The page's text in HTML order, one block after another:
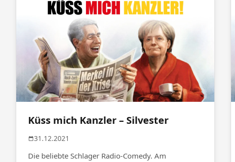
Küss mich Kanzler – Silvester
31.12.2021
Die beliebte Schlager Radio-Comedy. Am